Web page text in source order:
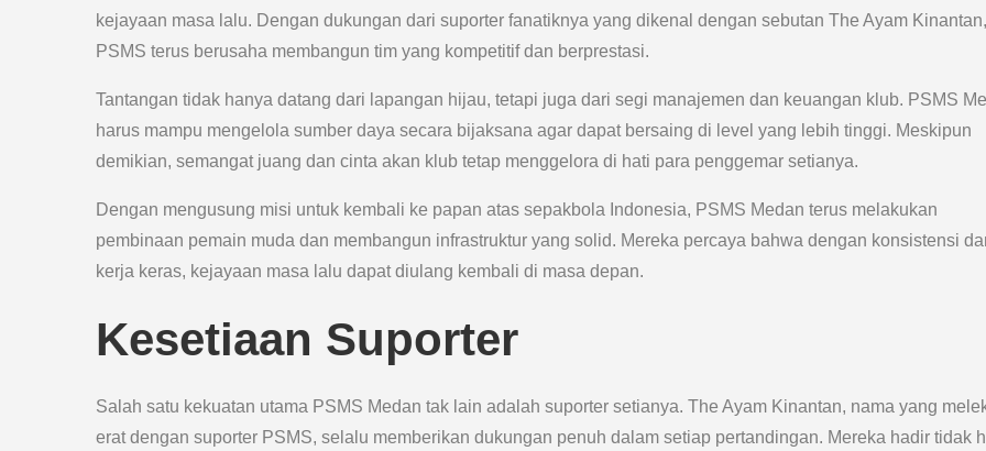
kejayaan masa lalu. Dengan dukungan dari suporter fanatiknya yang dikenal dengan sebutan The Ayam Kinantan,
PSMS terus berusaha membangun tim yang kompetitif dan berprestasi.
Tantangan tidak hanya datang dari lapangan hijau, tetapi juga dari segi manajemen dan keuangan klub. PSMS
harus mampu mengelola sumber daya secara bijaksana agar dapat bersaing di level yang lebih tinggi. Meskipun
demikian, semangat juang dan cinta akan klub tetap menggelora di hati para penggemar setianya.
Dengan mengusung misi untuk kembali ke papan atas sepakbola Indonesia, PSMS Medan terus melakukan
pembinaan pemain muda dan membangun infrastruktur yang solid. Mereka percaya bahwa dengan konsistensi
kerja keras, kejayaan masa lalu dapat diulang kembali di masa depan.
Kesetiaan Suporter
Salah satu kekuatan utama PSMS Medan tak lain adalah suporter setianya. The Ayam Kinantan, nama yang
erat dengan suporter PSMS, selalu memberikan dukungan penuh dalam setiap pertandingan. Mereka hadir tidak